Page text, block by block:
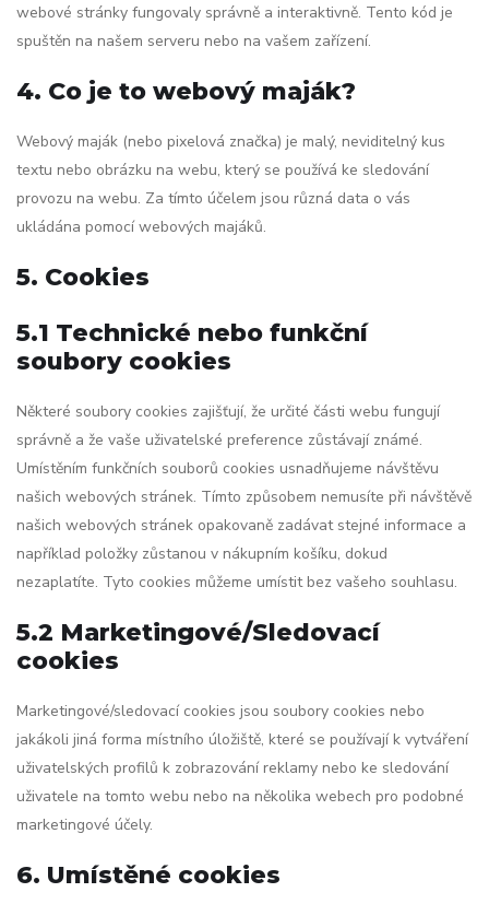
webové stránky fungovaly správně a interaktivně. Tento kód je
spuštěn na našem serveru nebo na vašem zařízení.
4. Co je to webový maják?
Webový maják (nebo pixelová značka) je malý, neviditelný kus
textu nebo obrázku na webu, který se používá ke sledování
provozu na webu. Za tímto účelem jsou různá data o vás
ukládána pomocí webových majáků.
5. Cookies
5.1 Technické nebo funkční
soubory cookies
Některé soubory cookies zajišťují, že určité části webu fungují
správně a že vaše uživatelské preference zůstávají známé.
Umístěním funkčních souborů cookies usnadňujeme návštěvu
našich webových stránek. Tímto způsobem nemusíte při návštěvě
našich webových stránek opakovaně zadávat stejné informace a
například položky zůstanou v nákupním košíku, dokud
nezaplatíte. Tyto cookies můžeme umístit bez vašeho souhlasu.
5.2 Marketingové/Sledovací
cookies
Marketingové/sledovací cookies jsou soubory cookies nebo
jakákoli jiná forma místního úložiště, které se používají k vytváření
uživatelských profilů k zobrazování reklamy nebo ke sledování
uživatele na tomto webu nebo na několika webech pro podobné
marketingové účely.
6. Umístěné cookies